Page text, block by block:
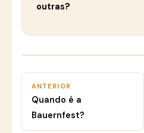
outras?
ANTERIOR
Quando é a
Bauernfest?